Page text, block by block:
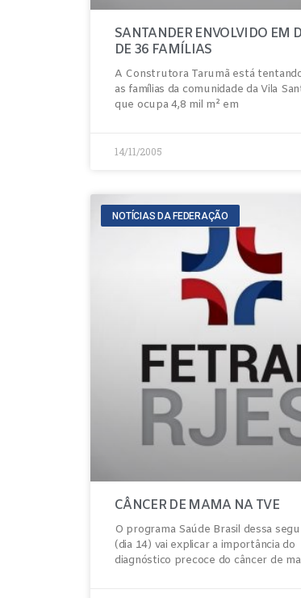
SANTANDER ENVOLVIDO EM
DE 36 FAMÍLIAS
A Construtora Tarumã está
as famílias da comunidade da Vila
que ocupa 4,8 mil m² em
14/11/2005
NOTÍCIAS DA FEDERAÇÃO
CÂNCER DE MAMA NA TVE
O programa Saúde Brasil dessa
(dia 14) vai explicar a importância do
diagnóstico precoce do câncer de